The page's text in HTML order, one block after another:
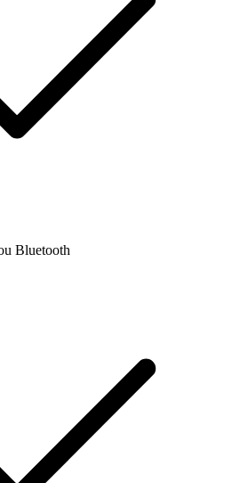
Bluetooth